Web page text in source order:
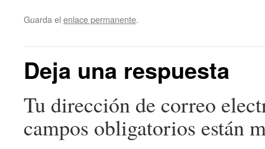
Guarda el enlace permanente.
Deja una respuesta
Tu dirección de correo
campos obligatorios están